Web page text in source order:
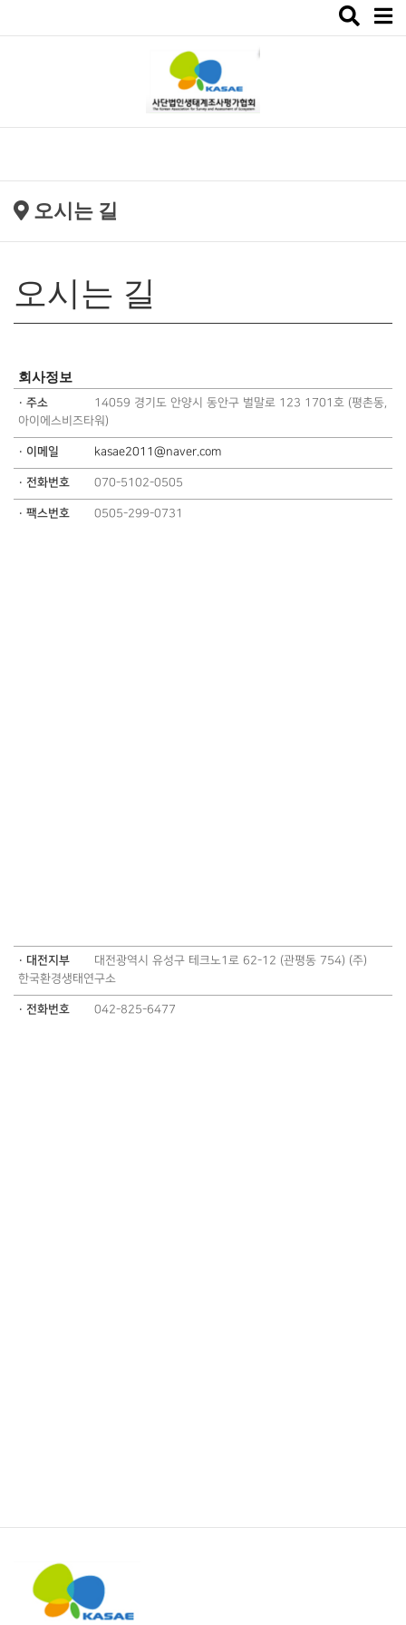
Toggle
오시는 길
오시는 길
회사정보
· 주소
14059 경기도 안양시 동안구 벌말로 123 1701호 (평촌동,
아이에스비즈타워)
· 이메일 kasae2011@naver.com
· 전화번호 070-5102-0505
· 팩스번호 0505-299-0731
· 대전지부
대전광역시 유성구 테크노1로 62-12 (관평동 754) (주)
한국환경생태연구소
· 전화번호 042-825-6477